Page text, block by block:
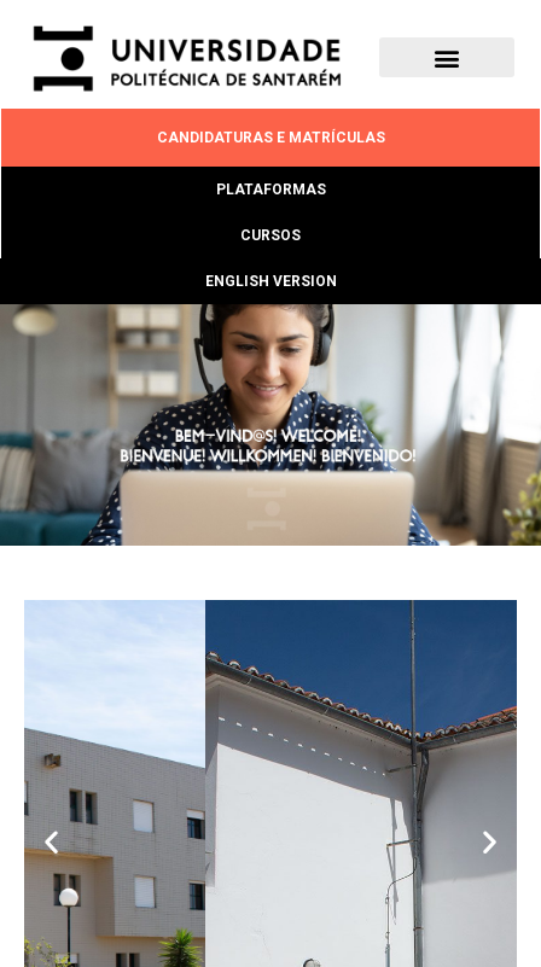
CANDIDATURAS E MATRÍCULAS
PLATAFORMAS
CURSOS
ENGLISH VERSION